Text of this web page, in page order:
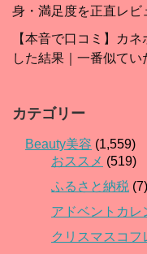
身・満足度を正直レビ
【本音で口コミ】カ
した結果｜一番似て
カテゴリー
Beauty美容 (1,559)
おススメ (519)
ふるさと納税 (7)
アドベントカレ
クリスマスコフ